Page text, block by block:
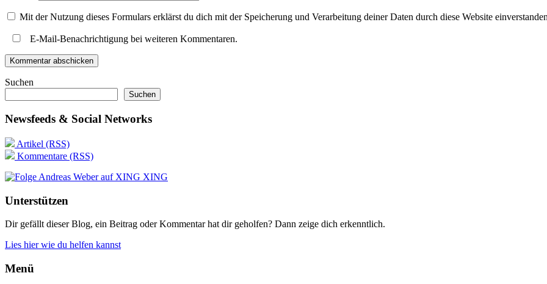
Mit der Nutzung dieses Formulars erklärst du dich mit der Speicherung und Verarbeitung deiner Daten durch diese Website
E-Mail-Benachrichtigung bei weiteren Kommentaren.
Suchen
Suchen
Newsfeeds & Social Networks
Artikel (RSS)
Kommentare (RSS)
XING
Unterstützen
Dir gefällt dieser Blog, ein Beitrag oder Kommentar hat dir geholfen? Dann zeige dich erkenntlich.
Lies hier wie du helfen kannst
Menü